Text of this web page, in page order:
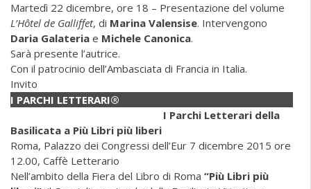
Martedì 22 dicembre, ore 18 – Presentazione del volume
L’Hôtel de Galliffet, di Marina Valensise. Intervengono
Daria Galateria e Michele Canonica.
Sarà presente l’autrice.
Con il patrocinio dell’Ambasciata di Francia in Italia.
Invito
I PARCHI LETTERARI®
I Parchi Letterari della
Basilicata a Più Libri più liberi
Roma, Palazzo dei Congressi dell’Eur 7 dicembre 2015 ore
12.00, Caffè Letterario
Nell’ambito della Fiera del Libro di Roma “Più Libri più